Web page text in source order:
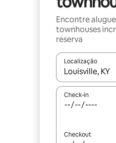
Encontre
townhouses
reserva
Localização
Quando os
Check-in
Checkout